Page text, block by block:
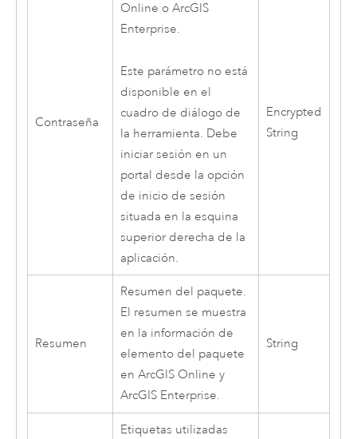
Contraseña
Online o ArcGIS
Enterprise.
Este parámetro no está
disponible en el
cuadro de diálogo de
la herramienta. Debe
iniciar sesión en un
portal desde la opción
de inicio de sesión
situada en la esquina
superior derecha de la
aplicación.
Encrypted
String
Resumen
Resumen del paquete.
El resumen se muestra
en la información de
elemento del paquete
en ArcGIS Online y
ArcGIS Enterprise.
String
Etiquetas utilizadas